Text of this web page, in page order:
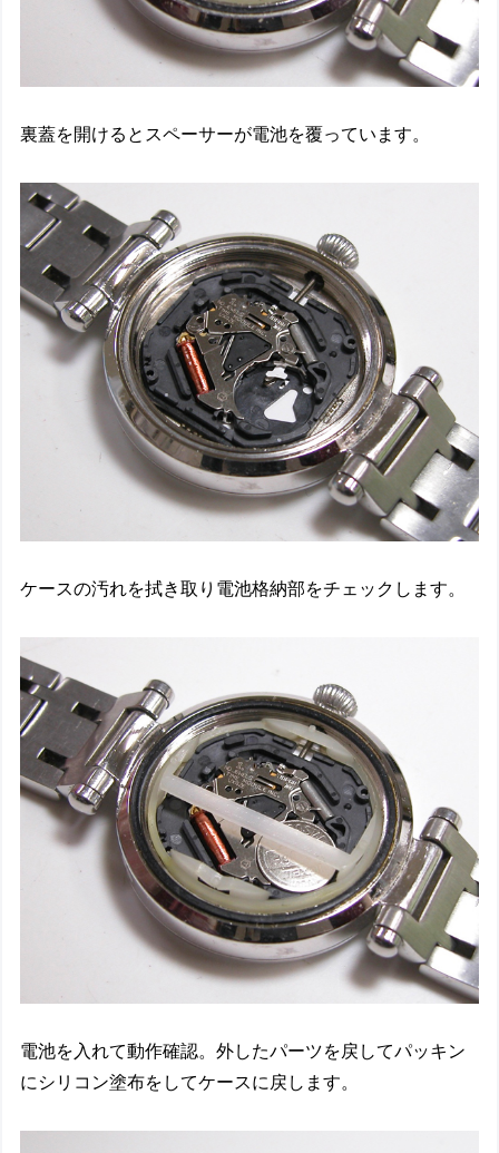
裏蓋を開けるとスペーサーが電池を覆っています。
ケースの汚れを拭き取り電池格納部をチェックします。
電池を入れて動作確認。外したパーツを戻してパッキン
にシリコン塗布をしてケースに戻します。